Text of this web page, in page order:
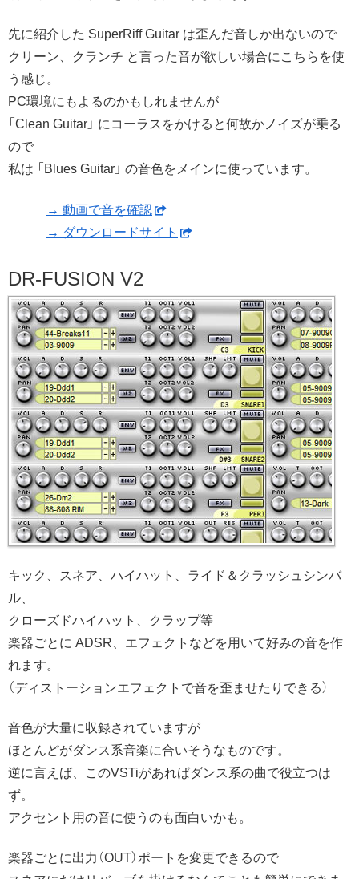
先に紹介した SuperRiff Guitar は歪んだ音しか出ないので
クリーン、クランチ と言った音が欲しい場合にこちらを使
う感じ。
PC環境にもよるのかもしれませんが
「Clean Guitar」 にコーラスをかけると何故かノイズが乗る
ので
私は 「Blues Guitar」 の音色をメインに使っています。
→ 動画で音を確認
→ ダウンロードサイト
DR-FUSION V2
キック、スネア、ハイハット、ライド＆クラッシュシンバ
ル、
クローズドハイハット、クラップ等
楽器ごとに ADSR、エフェクトなどを用いて好みの音を作
れます。
（ディストーションエフェクトで音を歪ませたりできる）
音色が大量に収録されていますが
ほとんどがダンス系音楽に合いそうなものです。
逆に言えば、このVSTiがあればダンス系の曲で役立つは
ず。
アクセント用の音に使うのも面白いかも。
楽器ごとに出力（OUT）ポートを変更できるので